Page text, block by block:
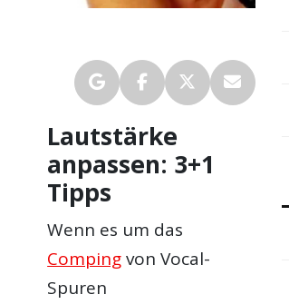
Lautstärke
anpassen: 3+1
Tipps
Wenn es um das
Compingvon Vocal-
Spuren